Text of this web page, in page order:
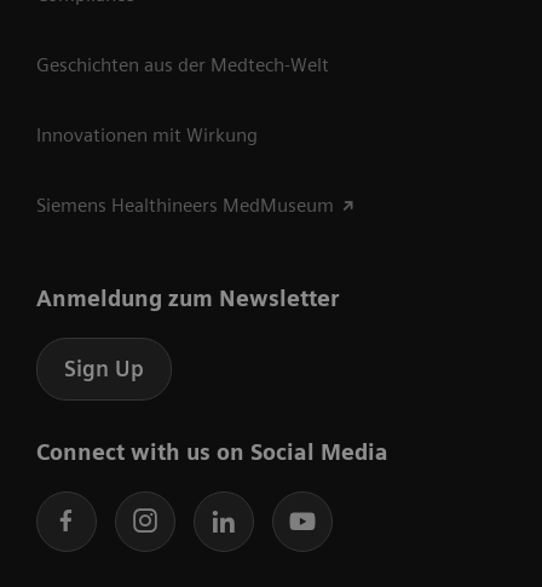
Geschichten aus der Medtech-Welt
Innovationen mit Wirkung
Siemens Healthineers MedMuseum
Anmeldung zum Newsletter
Sign Up
Connect with us on Social Media